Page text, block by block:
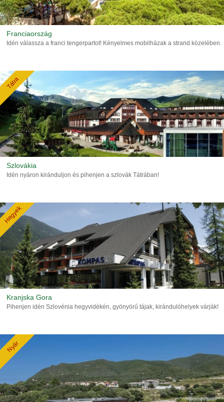
Franciaország
Idén válassza a franci tengerpartot! Kényelmes mobilházak a strand közelében.
Tátra
Szlovákia
Idén nyáron kiránduljon és pihenjen a szlovák Tátrában!
Hegyek
Kranjska Gora
Pihenjen idén Szlovénia hegyvidékén, gyönyörű tájak, kirándulóhelyek várják!
Nyár